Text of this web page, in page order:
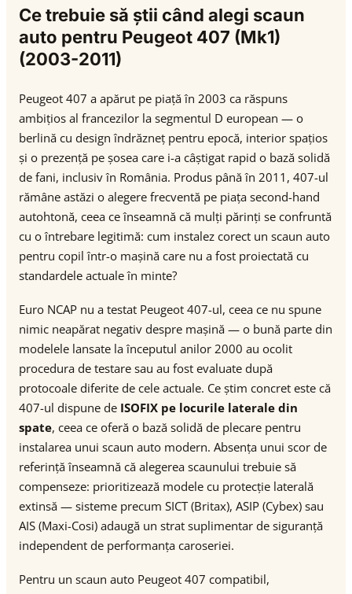
Ce trebuie să știi când alegi scaun
auto pentru Peugeot 407 (Mk1)
(2003-2011)
Peugeot 407 a apărut pe piață în 2003 ca răspuns
ambițios al francezilor la segmentul D european — o
berlină cu design îndrăzneț pentru epocă, interior spațios
și o prezență pe șosea care i-a câștigat rapid o bază solidă
de fani, inclusiv în România. Produs până în 2011, 407-ul
rămâne astăzi o alegere frecventă pe piața second-hand
autohtonă, ceea ce înseamnă că mulți părinți se confruntă
cu o întrebare legitimă: cum instalez corect un scaun auto
pentru copil într-o mașină care nu a fost proiectată cu
standardele actuale în minte?
Euro NCAP nu a testat Peugeot 407-ul, ceea ce nu spune
nimic neapărat negativ despre mașină — o bună parte din
modelele lansate la începutul anilor 2000 au ocolit
procedura de testare sau au fost evaluate după
protocoale diferite de cele actuale. Ce știm concret este că
407-ul dispune de ISOFIX pe locurile laterale din
spate, ceea ce oferă o bază solidă de plecare pentru
instalarea unui scaun auto modern. Absența unui scor de
referință înseamnă că alegerea scaunului trebuie să
compenseze: prioritizează modele cu protecție laterală
extinsă — sisteme precum SICT (Britax), ASIP (Cybex) sau
AIS (Maxi-Cosi) adaugă un strat suplimentar de siguranță
independent de performanța caroseriei.
Pentru un scaun auto Peugeot 407 compatibil,